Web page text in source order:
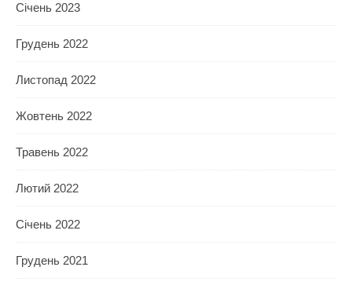
Січень 2023
Грудень 2022
Листопад 2022
Жовтень 2022
Травень 2022
Лютий 2022
Січень 2022
Грудень 2021